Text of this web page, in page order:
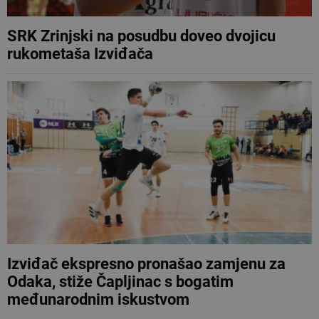
SRK Zrinjski na posudbu doveo dvojicu
rukometaša Izviđača
Izviđač ekspresno pronašao zamjenu za
Odaka, stiže Čapljinac s bogatim
međunarodnim iskustvom